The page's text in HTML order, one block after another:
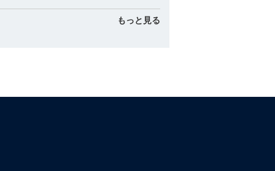
もっと見る